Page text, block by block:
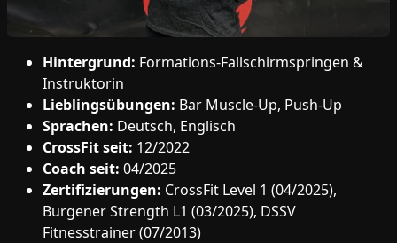
Hintergrund: Formations-Fallschirmspringen &
Instruktorin
Lieblingsübungen: Bar Muscle-Up, Push-Up
Sprachen: Deutsch, Englisch
CrossFit seit: 12/2022
Coach seit: 04/2025
Zertifizierungen: CrossFit Level 1 (04/2025),
Burgener Strength L1 (03/2025), DSSV
Fitnesstrainer (07/2013)